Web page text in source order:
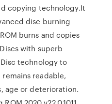
copying technology.It
disc burning
burns and copies
with superb
technology to
readable,
age or deterioration.